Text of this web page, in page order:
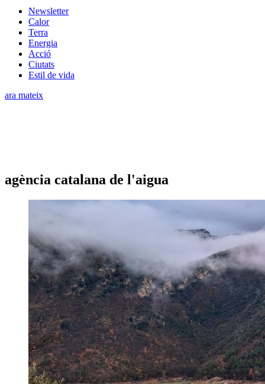
Newsletter
Calor
Terra
Energia
Acció
Ciutats
Estil de vida
ara mateix
agència catalana de l'aigua